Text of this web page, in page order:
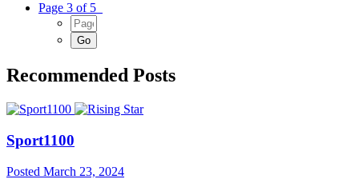
Page 3 of 5
Recommended Posts
Sport1100
Posted March 23, 2024